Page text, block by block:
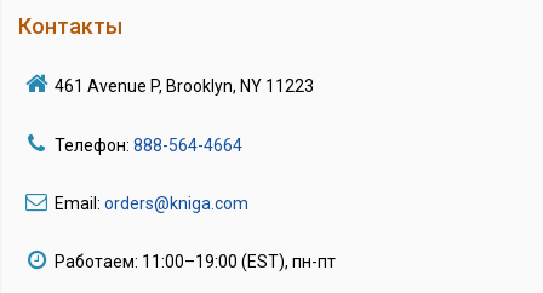
Контакты
461 Avenue P, Brooklyn, NY 11223
Телефон: 888-564-4664
Email: orders@kniga.com
Работаем: 11:00–19:00 (EST), пн-пт